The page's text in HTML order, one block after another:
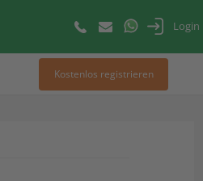
Login
Kostenlos registrieren